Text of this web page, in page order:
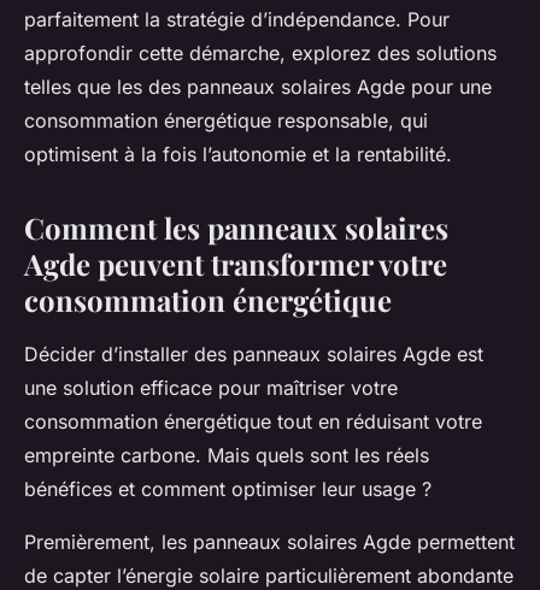
parfaitement la stratégie d’indépendance. Pour
approfondir cette démarche, explorez des solutions
telles que les des panneaux solaires Agde pour une
consommation énergétique responsable, qui
optimisent à la fois l’autonomie et la rentabilité.
Comment les panneaux solaires
Agde peuvent transformer votre
consommation énergétique
Décider d’installer des panneaux solaires Agde est
une solution efficace pour maîtriser votre
consommation énergétique tout en réduisant votre
empreinte carbone. Mais quels sont les réels
bénéfices et comment optimiser leur usage ?
Premièrement, les panneaux solaires Agde permettent
de capter l’énergie solaire particulièrement abondante